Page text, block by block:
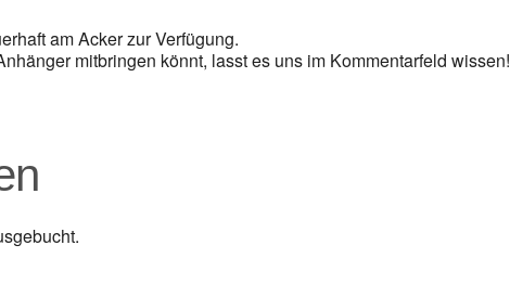
am Acker zur Verfügung.
mitbringen könnt, lasst es uns im Kommentarfeld wissen!